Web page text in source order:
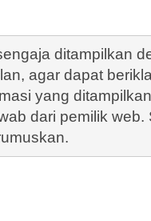
ditampilkan
agar dapat
yang
dari pemilik